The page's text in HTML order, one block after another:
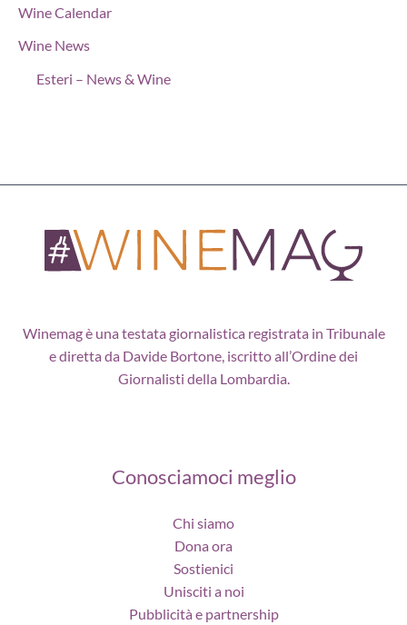
Wine Calendar
Wine News
Esteri – News & Wine
Winemag è una testata giornalistica registrata in Tribunale
e diretta da Davide Bortone, iscritto all’Ordine dei
Giornalisti della Lombardia.
Conosciamoci meglio
Chi siamo
Dona ora
Sostienici
Unisciti a noi
Pubblicità e partnership